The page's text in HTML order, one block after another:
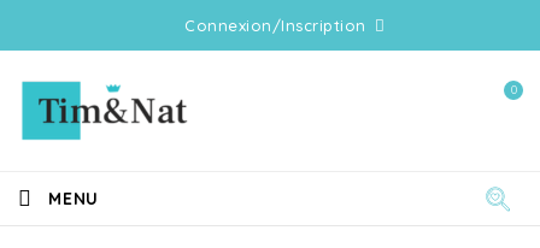
Connexion/Inscription
0
MENU